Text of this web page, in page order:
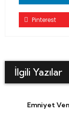
Pinterest
İlgili Yazılar
Emniyet